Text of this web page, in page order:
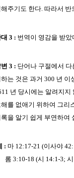
해주기도 한다. 따라서
3 : 번역이 영감을 받
3 : 단어나 구절에서
는 것은 과거 300 년 이
년 당시에는 알려지
해를 없애기 위하여 그리
록을 알기 쉽게 부연하여
: 마 12:17-21 (이사야
3:10-18 (시 14:1-3; 시